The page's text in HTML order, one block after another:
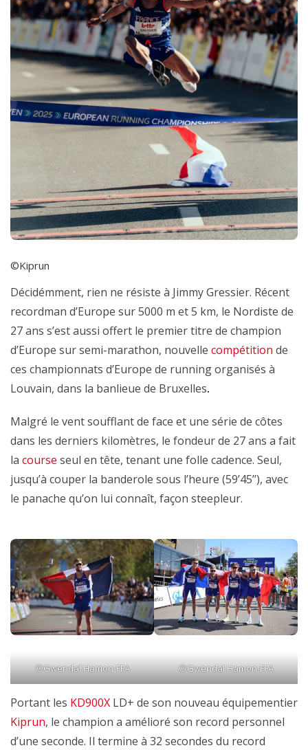
©Kiprun
Décidémment, rien ne résiste à Jimmy Gressier. Récent
recordman d’Europe sur 5000 m et 5 km, le Nordiste de
27 ans s’est aussi offert le premier titre de champion
d’Europe sur semi-marathon, nouvelle compétition de
ces championnats d’Europe de running organisés à
Louvain, dans la banlieue de Bruxelles.
Malgré le vent soufflant de face et une série de côtes
dans les derniers kilomètres, le fondeur de 27 ans a fait
la course seul en tête, tenant une folle cadence. Seul,
jusqu’à couper la banderole sous l’heure (59’45’’), avec
le panache qu’on lui connaît, façon steepleur.
©Gwendal Hamon-FFA ©Gwendal Hamon-FFA
Portant les KD900X LD+ de son nouveau équipementier
Kiprun, le champion a amélioré son record personnel
d’une seconde. Il termine à 32 secondes du record